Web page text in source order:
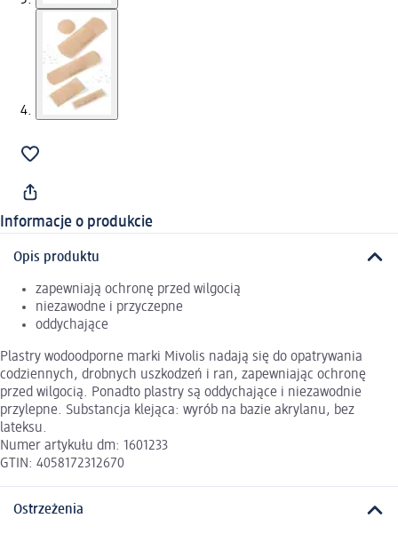
Informacje o produkcie
Opis produktu
zapewniają ochronę przed wilgocią
niezawodne i przyczepne
oddychające
Plastry wodoodporne marki Mivolis nadają się do opatrywania
codziennych, drobnych uszkodzeń i ran, zapewniając ochronę
przed wilgocią. Ponadto plastry są oddychające i niezawodnie
przylepne. Substancja klejąca: wyrób na bazie akrylanu, bez
lateksu.
Numer artykułu dm: 1601233
GTIN: 4058172312670
Ostrzeżenia